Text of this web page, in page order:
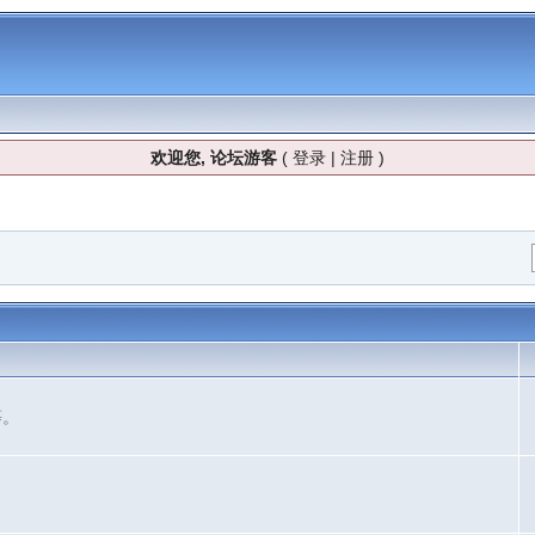
欢迎您, 论坛游客( 登录| 注册)